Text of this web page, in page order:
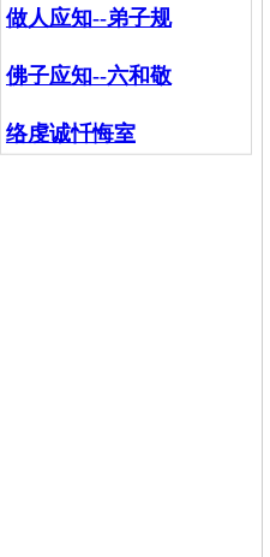
做人应知--弟子规
佛子应知--六和敬
络虔诚忏悔室